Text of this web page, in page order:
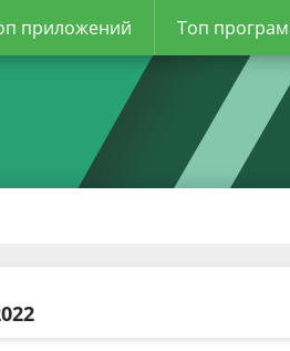
приложений Топ